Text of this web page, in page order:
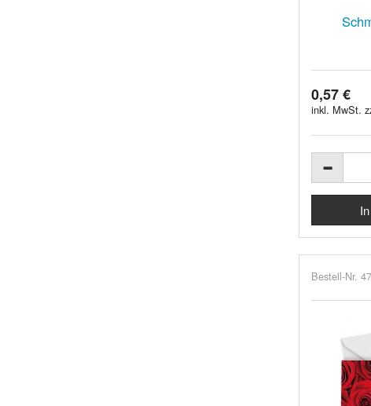
0,57 €
inkl. MwSt.
Bestell-Nr.